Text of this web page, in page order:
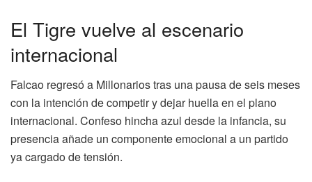
El Tigre vuelve al escenario
internacional
Falcao regresó a Millonarios tras una pausa de seis meses
con la intención de competir y dejar huella en el plano
internacional. Confeso hincha azul desde la infancia, su
presencia añade un componente emocional a un partido
ya cargado de tensión.